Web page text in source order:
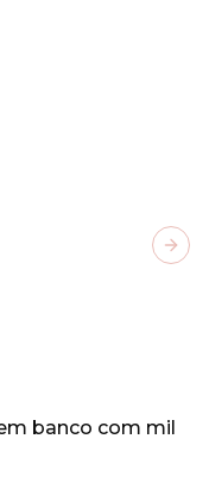
banco com mil